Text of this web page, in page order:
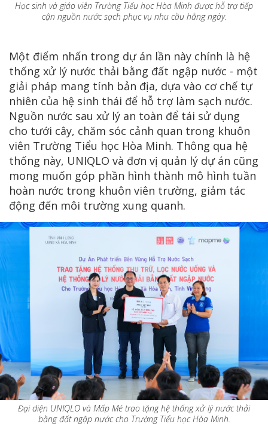
Học sinh và giáo viên Trường Tiểu học Hòa Minh được hỗ trợ tiếp
cận nguồn nước sạch phục vụ nhu cầu hằng ngày.
Một điểm nhấn trong dự án lần này chính là hệ
thống xử lý nước thải bằng đất ngập nước - một
giải pháp mang tính bản địa, dựa vào cơ chế tự
nhiên của hệ sinh thái để hỗ trợ làm sạch nước.
Nguồn nước sau xử lý an toàn để tái sử dụng
cho tưới cây, chăm sóc cảnh quan trong khuôn
viên Trường Tiểu học Hòa Minh. Thông qua hệ
thống này, UNIQLO và đơn vị quản lý dự án cũng
mong muốn góp phần hình thành mô hình tuần
hoàn nước trong khuôn viên trường, giảm tác
động đến môi trường xung quanh.
Đại diện UNIQLO và Mấp Mé trao tặng hệ thống xử lý nước thải
bằng đất ngập nước cho Trường Tiểu học Hòa Minh.